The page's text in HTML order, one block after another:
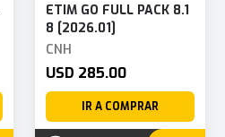
ETIM GO FULL PACK 8.1
8 [2026.01]
CNH
USD 285.00
IR A COMPRAR